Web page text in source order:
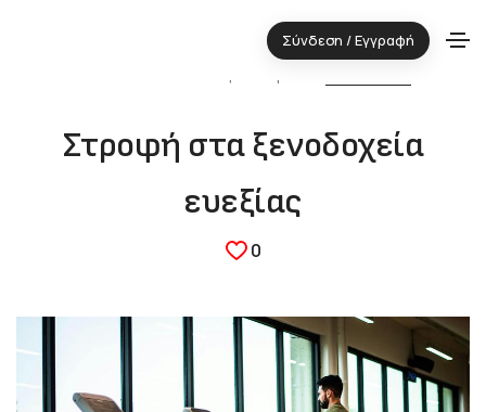
Σύνδεση / Εγγραφή
Στροφή στα ξενοδοχεία
ευεξίας
0